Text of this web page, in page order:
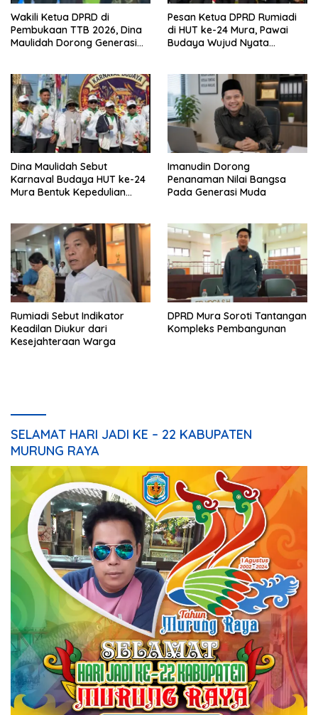
Wakili Ketua DPRD di
Pembukaan TTB 2026, Dina
Maulidah Dorong Generasi
Pesan Ketua DPRD Rumiadi
di HUT ke-24 Mura, Pawai
Budaya Wujud Nyata
Dina Maulidah Sebut
Karnaval Budaya HUT ke-24
Mura Bentuk Kepedulian
Imanudin Dorong
Penanaman Nilai Bangsa
Pada Generasi Muda
Rumiadi Sebut Indikator
Keadilan Diukur dari
Kesejahteraan Warga
DPRD Mura Soroti Tantangan
Kompleks Pembangunan
SELAMAT HARI JADI KE – 22 KABUPATEN
MURUNG RAYA